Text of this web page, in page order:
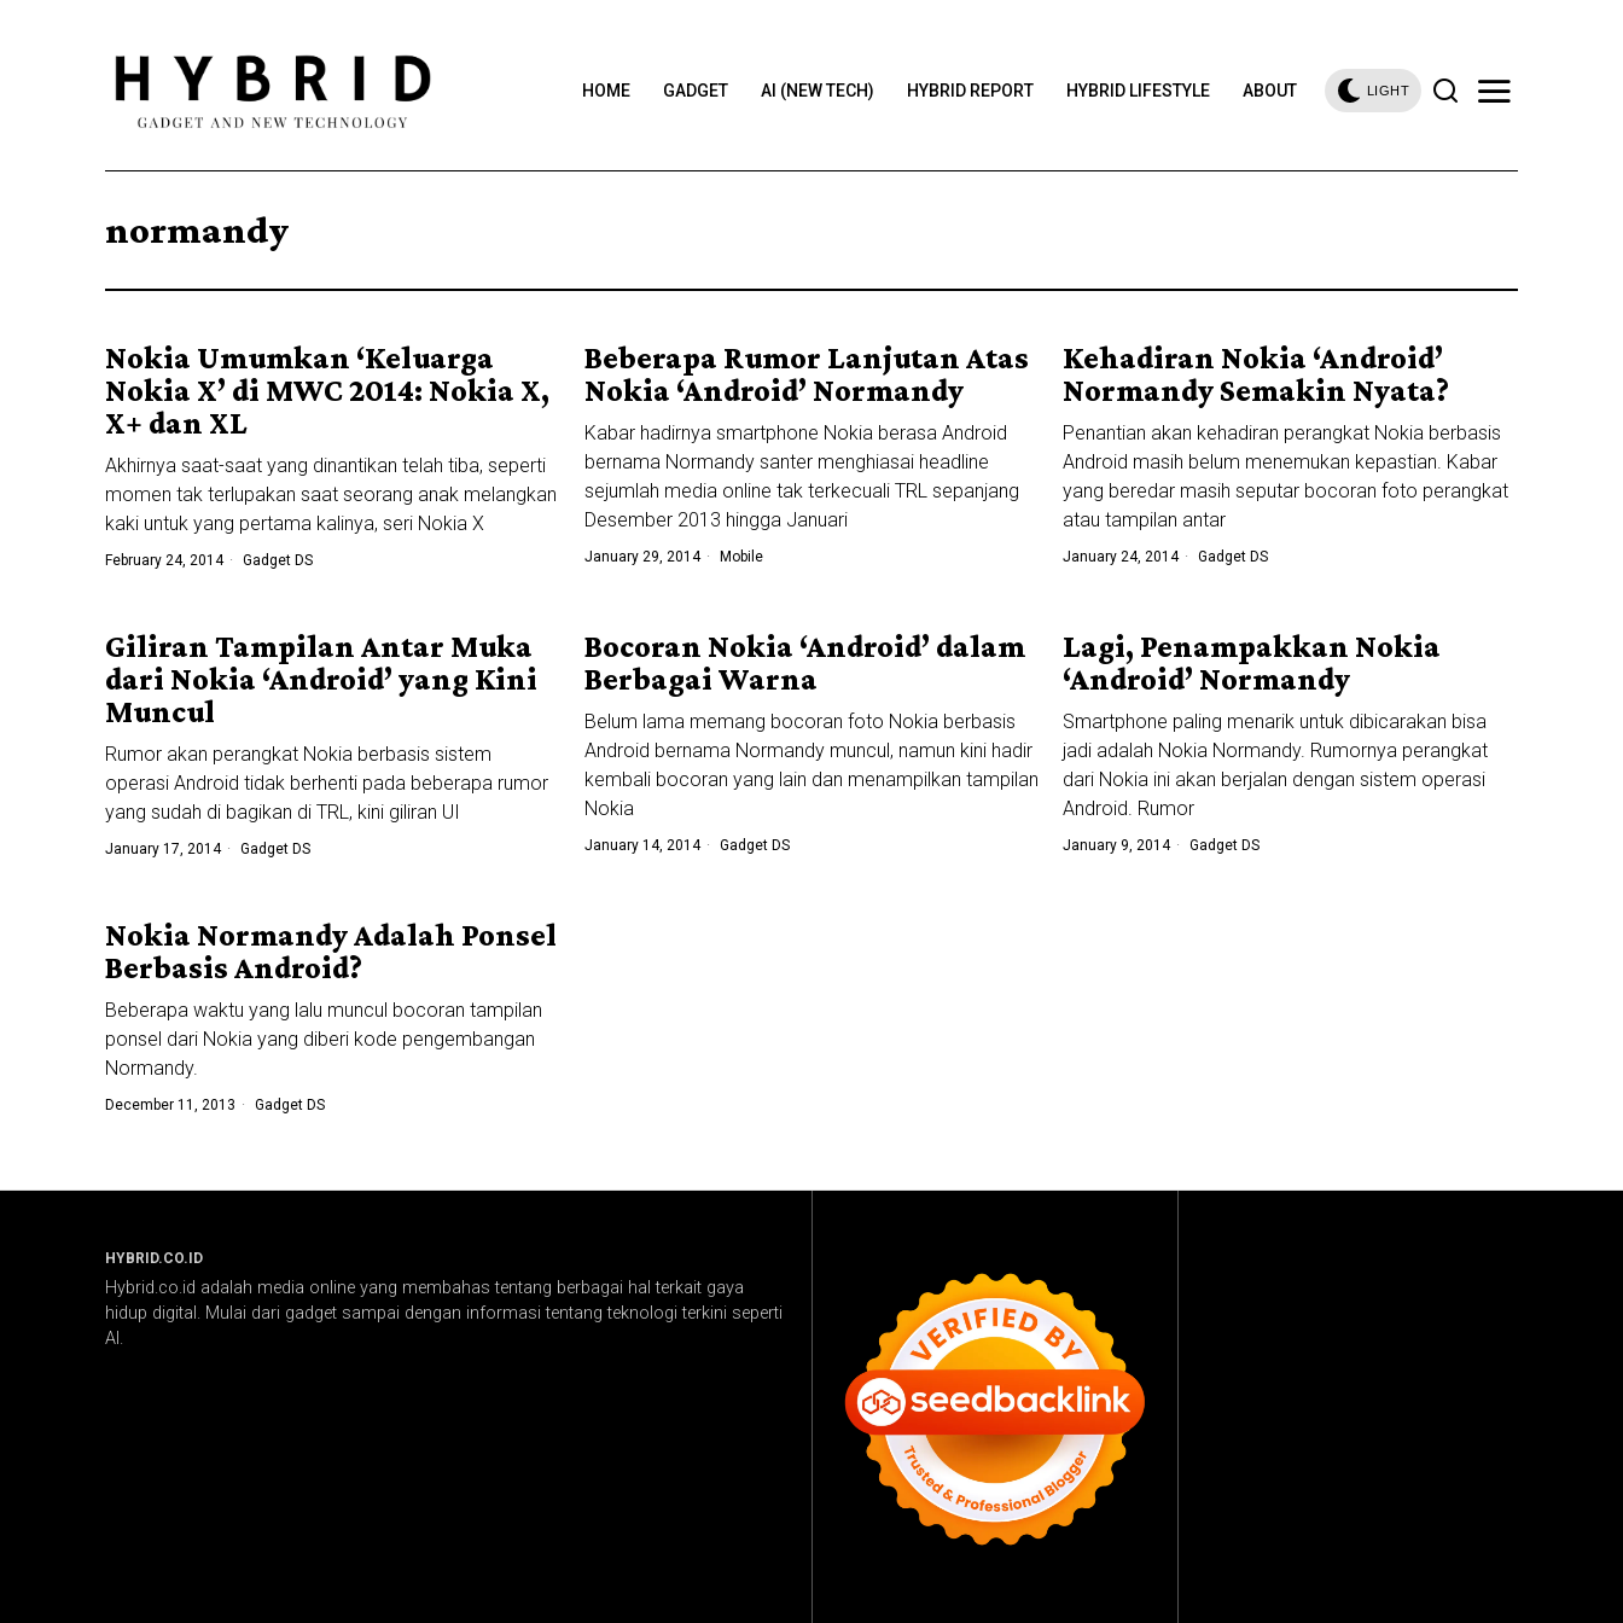
HOME GADGET AI (NEW TECH) HYBRID REPORT HYBRID LIFESTYLE ABOUT LIGHT
normandy
Nokia Umumkan ‘Keluarga
Nokia X’ di MWC 2014: Nokia X,
X+ dan XL
Akhirnya saat-saat yang dinantikan telah tiba, seperti
momen tak terlupakan saat seorang anak melangkan
kaki untuk yang pertama kalinya, seri Nokia X
February 24, 2014 Gadget DS
Beberapa Rumor Lanjutan Atas
Nokia ‘Android’ Normandy
Kabar hadirnya smartphone Nokia berasa Android
bernama Normandy santer menghiasai headline
sejumlah media online tak terkecuali TRL sepanjang
Desember 2013 hingga Januari
January 29, 2014 Mobile
Kehadiran Nokia ‘Android’
Normandy Semakin Nyata?
Penantian akan kehadiran perangkat Nokia berbasis
Android masih belum menemukan kepastian. Kabar
yang beredar masih seputar bocoran foto perangkat
atau tampilan antar
January 24, 2014 Gadget DS
Giliran Tampilan Antar Muka
dari Nokia ‘Android’ yang Kini
Muncul
Rumor akan perangkat Nokia berbasis sistem
operasi Android tidak berhenti pada beberapa rumor
yang sudah di bagikan di TRL, kini giliran UI
January 17, 2014 Gadget DS
Bocoran Nokia ‘Android’ dalam
Berbagai Warna
Belum lama memang bocoran foto Nokia berbasis
Android bernama Normandy muncul, namun kini hadir
kembali bocoran yang lain dan menampilkan tampilan
Nokia
January 14, 2014 Gadget DS
Lagi, Penampakkan Nokia
‘Android’ Normandy
Smartphone paling menarik untuk dibicarakan bisa
jadi adalah Nokia Normandy. Rumornya perangkat
dari Nokia ini akan berjalan dengan sistem operasi
Android. Rumor
January 9, 2014 Gadget DS
Nokia Normandy Adalah Ponsel
Berbasis Android?
Beberapa waktu yang lalu muncul bocoran tampilan
ponsel dari Nokia yang diberi kode pengembangan
Normandy.
December 11, 2013 Gadget DS
HYBRID.CO.ID
Hybrid.co.id adalah media online yang membahas tentang berbagai hal terkait gaya
hidup digital. Mulai dari gadget sampai dengan informasi tentang teknologi terkini seperti
AI.